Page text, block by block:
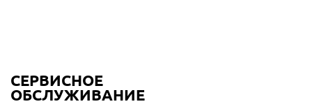
СЕРВИСНОЕ
ОБСЛУЖИВАНИЕ